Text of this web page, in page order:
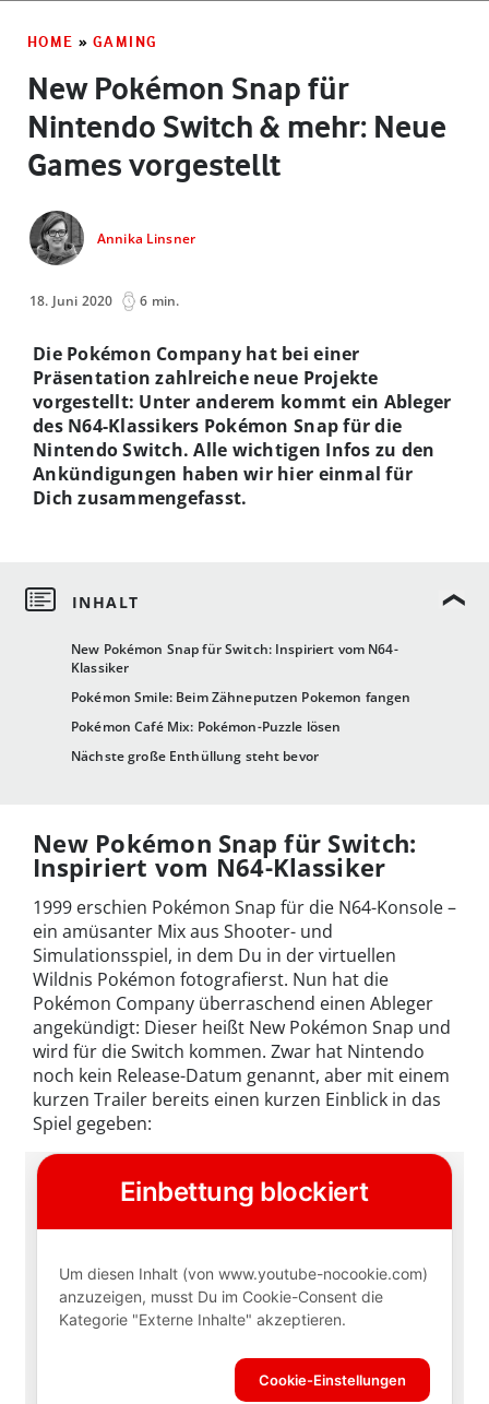
HOME » GAMING
New Pokémon Snap für
Nintendo Switch & mehr: Neue
Games vorgestellt
Annika Linsner
18. Juni 2020 6 min.
New Pokémon Snap für Switch: Inspiriert vom N64-
Klassiker
Pokémon Smile: Beim Zähneputzen Pokemon fangen
Pokémon Café Mix: Pokémon-Puzzle lösen
Nächste große Enthüllung steht bevor
Die Pokémon Company hat bei einer
Präsentation zahlreiche neue Projekte
vorgestellt: Unter anderem kommt ein Ableger
des N64-Klassikers Pokémon Snap für die
Nintendo Switch. Alle wichtigen Infos zu den
Ankündigungen haben wir hier einmal für
Dich zusammengefasst.
New Pokémon Snap für Switch:
Inspiriert vom N64-Klassiker
1999 erschien Pokémon Snap für die N64-Konsole –
ein amüsanter Mix aus Shooter- und
Simulationsspiel, in dem Du in der virtuellen
Wildnis Pokémon fotografierst. Nun hat die
Pokémon Company überraschend einen Ableger
angekündigt: Dieser heißt New Pokémon Snap und
wird für die Switch kommen. Zwar hat Nintendo
noch kein Release-Datum genannt, aber mit einem
kurzen Trailer bereits einen kurzen Einblick in das
Spiel gegeben: